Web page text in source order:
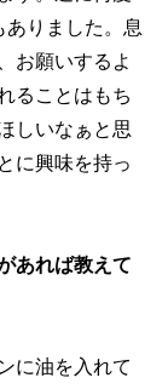
ありました。息
お願いするよ
ることはもち
しいなぁと思
に興味を持っ
あれば教えて
に油を入れて